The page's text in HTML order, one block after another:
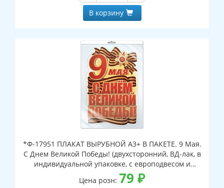
В корзину
*Ф-17951 ПЛАКАТ ВЫРУБНОЙ А3+ В ПАКЕТЕ. 9 Мая.
С Днем Великой Победы! (двухсторонний, ВД-лак, в
индивидуальной упаковке, с европодвесом и
клеевым клапаном)
Цена розн: 79 ₽